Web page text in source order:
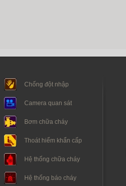
Chống đột nhập
Camera quan sát
Bơm chữa cháy
Thoát hiểm khẩn cấp
Hệ thống chữa cháy
Hệ thống báo cháy